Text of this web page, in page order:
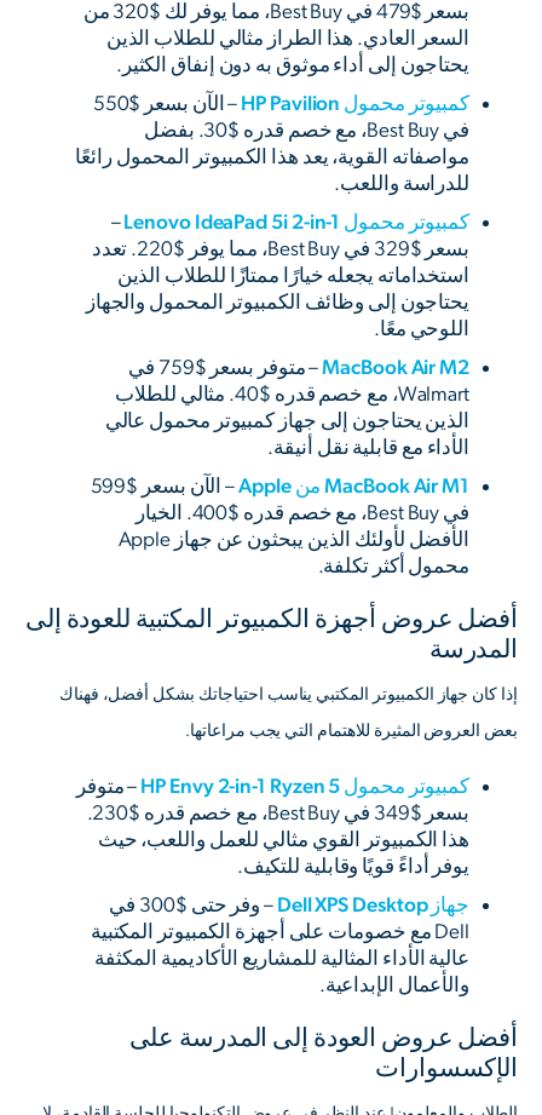
بسعر $479 في Best Buy، مما يوفر لك $320 من
السعر العادي. هذا الطراز مثالي للطلاب الذين
يحتاجون إلى أداء موثوق به دون إنفاق الكثير.
كمبيوتر محمول HP Pavilion
– الآن بسعر $550
في Best Buy، مع خصم قدره $30. بفضل
مواصفاته القوية، يعد هذا الكمبيوتر المحمول رائعًا
للدراسة واللعب.
كمبيوتر محمول Lenovo IdeaPad 5i 2-in-1
–
بسعر $329 في Best Buy، مما يوفر $220. تعدد
استخداماته يجعله خيارًا ممتازًا للطلاب الذين
يحتاجون إلى وظائف الكمبيوتر المحمول والجهاز
اللوحي معًا.
MacBook Air M2
– متوفر بسعر $759 في
Walmart، مع خصم قدره $40. مثالي للطلاب
الذين يحتاجون إلى جهاز كمبيوتر محمول عالي
الأداء مع قابلية نقل أنيقة.
MacBook Air M1 من Apple
– الآن بسعر $599
في Best Buy، مع خصم قدره $400. الخيار
الأفضل لأولئك الذين يبحثون عن جهاز Apple
محمول أكثر تكلفة.
أفضل عروض أجهزة الكمبيوتر المكتبية للعودة إلى
المدرسة
إذا كان جهاز الكمبيوتر المكتبي يناسب احتياجاتك بشكل أفضل، فهناك
بعض العروض المثيرة للاهتمام التي يجب مراعاتها.
كمبيوتر محمول HP Envy 2-in-1 Ryzen 5
– متوفر
بسعر $349 في Best Buy، مع خصم قدره $230.
هذا الكمبيوتر القوي مثالي للعمل واللعب، حيث
يوفر أداءً قويًا وقابلية للتكيف.
جهاز Dell XPS Desktop
– وفر حتى $300 في
Dell مع خصومات على أجهزة الكمبيوتر المكتبية
عالية الأداء المثالية للمشاريع الأكاديمية المكثفة
والأعمال الإبداعية.
أفضل عروض العودة إلى المدرسة على
الإكسسوارات